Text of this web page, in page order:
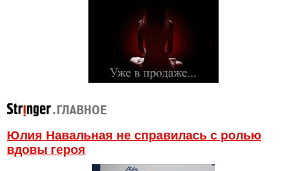
Юлия Навальная не справилась с ролью
вдовы героя